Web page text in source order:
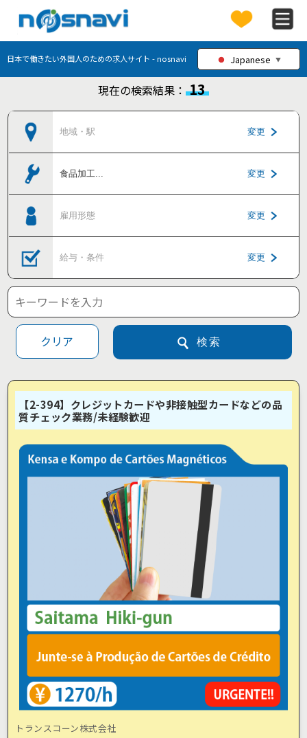
日本で働きたい外国人のための求人サイト - nosnavi Japanese ▼
現在の検索結果： 13
地域・駅 変更
食品加工... 変更
雇用形態 変更
給与・条件 変更
クリア 検索
【2-394】クレジットカードや非接触型カードなどの品
質チェック業務/未経験歓迎
トランスコーン株式会社